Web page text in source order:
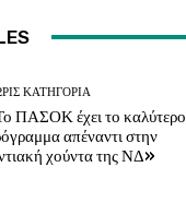
ΚΑΤΗΓΟΡΊΑ
ΠΑΣΟΚ έχει το καλύτερο
απέναντι στην
χούντα της ΝΔ»